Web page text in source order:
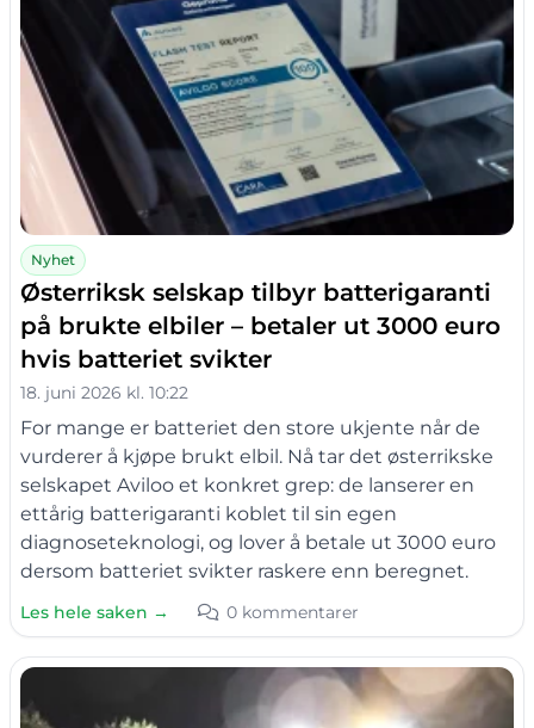
Nyhet
Østerriksk selskap tilbyr batterigaranti
på brukte elbiler – betaler ut 3000 euro
hvis batteriet svikter
18. juni 2026 kl. 10:22
For mange er batteriet den store ukjente når de
vurderer å kjøpe brukt elbil. Nå tar det østerrikske
selskapet Aviloo et konkret grep: de lanserer en
ettårig batterigaranti koblet til sin egen
diagnoseteknologi, og lover å betale ut 3000 euro
dersom batteriet svikter raskere enn beregnet.
Les hele saken → 0 kommentarer